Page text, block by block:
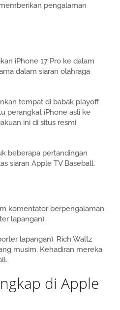
pengalaman
iPhone 17 Pro ke dalam
dalam siaran olahraga
tempat di babak playoff.
perangkat iPhone asli ke
ini di situs resmi
beberapa pertandingan
siaran Apple TV Baseball.
komentator berpengalaman.
lapangan).
lapangan). Rich Waltz
musim. Kehadiran mereka
di Apple